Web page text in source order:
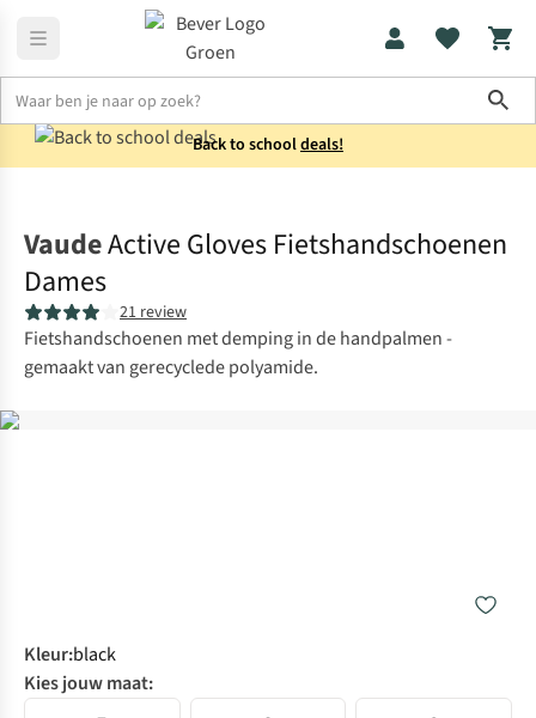
Back to schooldeals!
VaudeActive Gloves Fietshandschoenen
Dames
21 review
Fietshandschoenen met demping in de handpalmen -
gemaakt van gerecyclede polyamide.
Kleur:black
Kies jouw maat: